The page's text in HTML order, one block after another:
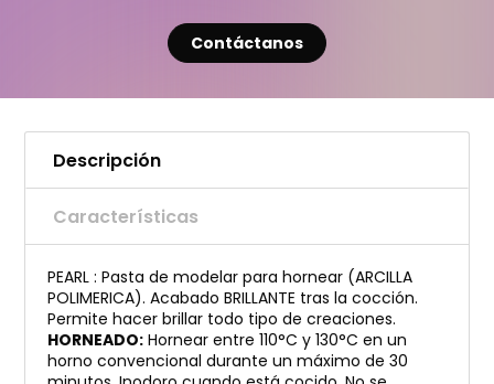
Contáctanos
Descripción
Características
PEARL : Pasta de modelar para hornear (ARCILLA
POLIMERICA). Acabado BRILLANTE tras la cocción.
Permite hacer brillar todo tipo de creaciones.
HORNEADO: Hornear entre 110°C y 130°C en un
horno convencional durante un máximo de 30